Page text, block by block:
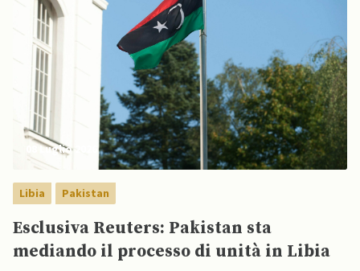
08 Luglio 2026
Libia Pakistan
Esclusiva Reuters: Pakistan sta
mediando il processo di unità in Libia